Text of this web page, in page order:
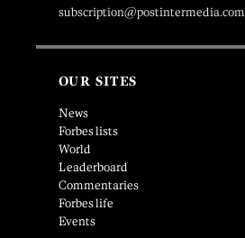
subscription@postintermedia.com
OUR SITES
News
Forbes lists
World
Leaderboard
Commentaries
Forbes life
Events